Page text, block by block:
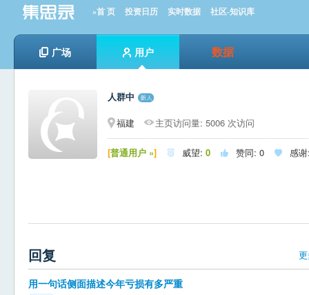
»首 页 投资日历 实时数据 社区-知识库
广场 用户 数据
人群中
福建
主页访问量: 5006 次访问
[普通用户 »]  威望: 0  赞同: 0  感
回复
用一句话侧面描述今年亏损有多严重